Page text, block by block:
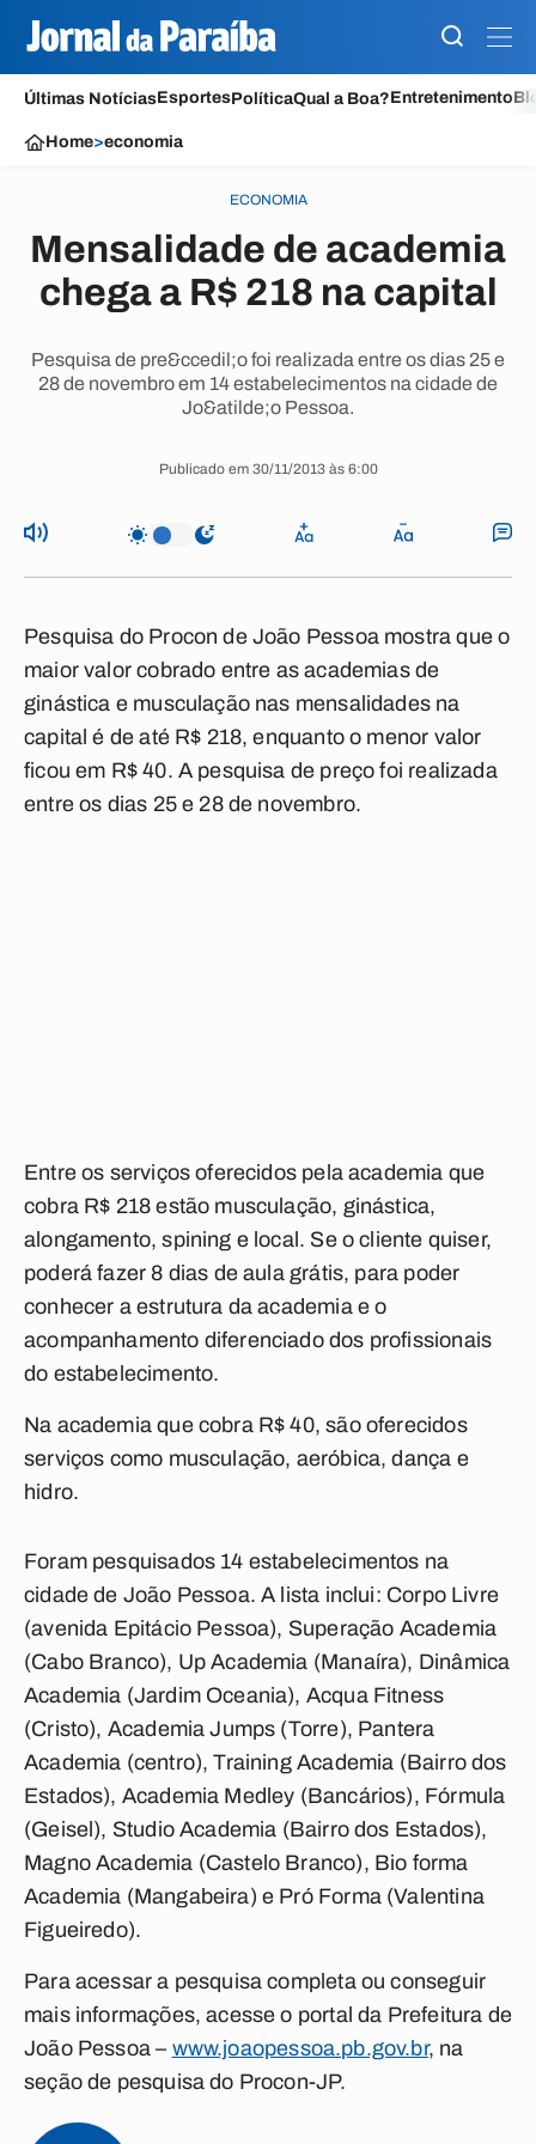
Últimas NotíciasEsportesPolíticaQual a Boa?Entretenimento
Home>economia
ECONOMIA
Mensalidade de academia
chega a R$ 218 na capital
Pesquisa de pre&ccedil;o foi realizada entre os dias 25 e
28 de novembro em 14 estabelecimentos na cidade de
Jo&atilde;o Pessoa.
Publicado em 30/11/2013 às 6:00
Pesquisa do Procon de João Pessoa mostra que o
maior valor cobrado entre as academias de
ginástica e musculação nas mensalidades na
capital é de até R$ 218, enquanto o menor valor
ficou em R$ 40. A pesquisa de preço foi realizada
entre os dias 25 e 28 de novembro.
Entre os serviços oferecidos pela academia que
cobra R$ 218 estão musculação, ginástica,
alongamento, spining e local. Se o cliente quiser,
poderá fazer 8 dias de aula grátis, para poder
conhecer a estrutura da academia e o
acompanhamento diferenciado dos profissionais
do estabelecimento.
Na academia que cobra R$ 40, são oferecidos
serviços como musculação, aeróbica, dança e
hidro.
Foram pesquisados 14 estabelecimentos na
cidade de João Pessoa. A lista inclui: Corpo Livre
(avenida Epitácio Pessoa), Superação Academia
(Cabo Branco), Up Academia (Manaíra), Dinâmica
Academia (Jardim Oceania), Acqua Fitness
(Cristo), Academia Jumps (Torre), Pantera
Academia (centro), Training Academia (Bairro dos
Estados), Academia Medley (Bancários), Fórmula
(Geisel), Studio Academia (Bairro dos Estados),
Magno Academia (Castelo Branco), Bio forma
Academia (Mangabeira) e Pró Forma (Valentina
Figueiredo).
Para acessar a pesquisa completa ou conseguir
mais informações, acesse o portal da Prefeitura de
João Pessoa – www.joaopessoa.pb.gov.br, na
seção de pesquisa do Procon-JP.